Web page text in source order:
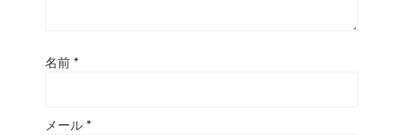
名前 *
メール *